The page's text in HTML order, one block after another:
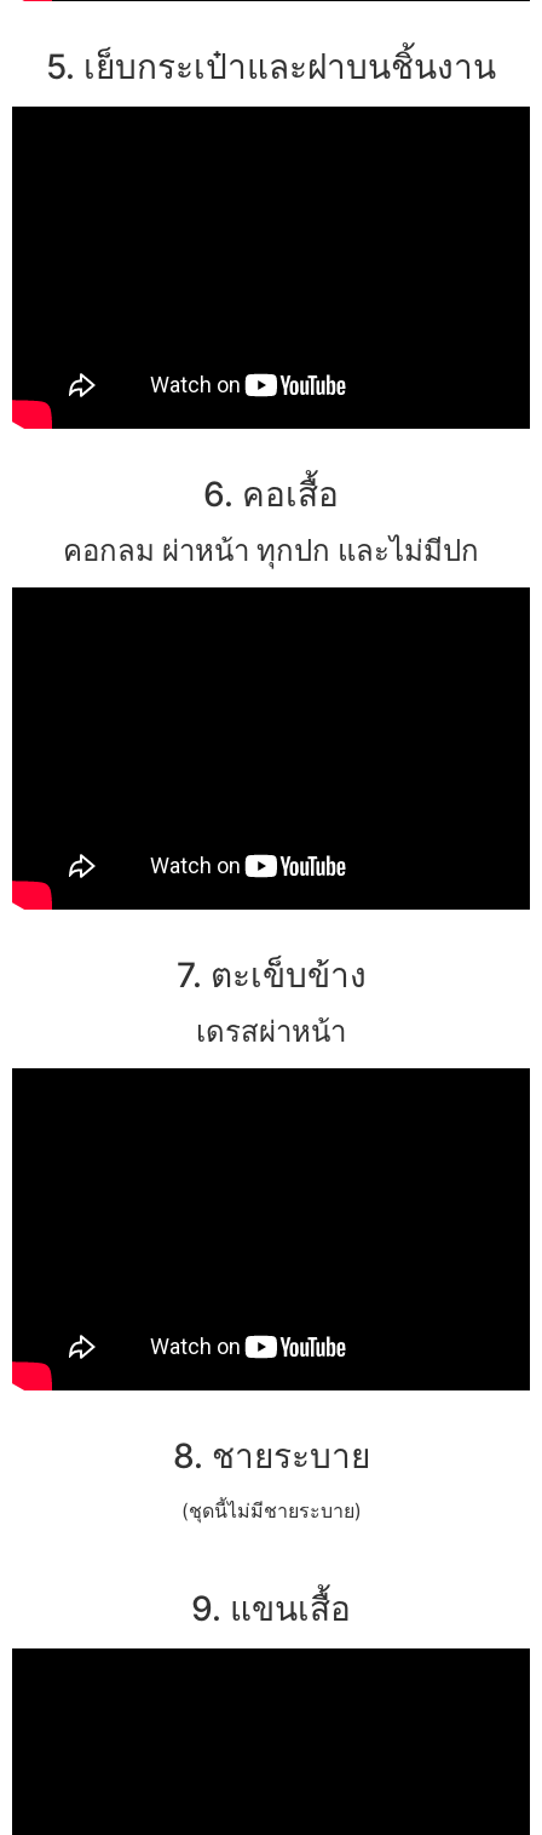
5. เย็บกระเป๋าและฝาบนชิ้นงาน
6. คอเสื้อ
คอกลม ผ่าหน้า ทุกปก และไม่มีปก
7. ตะเข็บข้าง
เดรสผ่าหน้า
8. ชายระบาย
(ชุดนี้ไม่มีชายระบาย)
9. แขนเสื้อ